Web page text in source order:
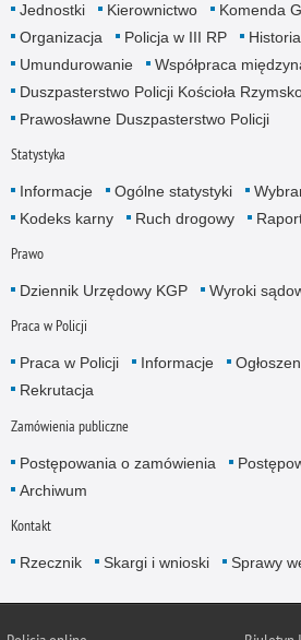
Jednostki Kierownictwo
Komenda
Organizacja
Policja w III RP Historia
Umundurowanie
Współpraca
Duszpasterstwo Policji Kościoła
Prawosławne Duszpasterstwo Policji
Statystyka
Informacje Ogólne statystyki
Kodeks karny
Ruch drogowy
Prawo
Dziennik Urzędowy KGP Wyroki
Praca w Policji
Praca w Policji Informacje
Rekrutacja
Zamówienia publiczne
Postępowania o zamówienia
Archiwum
Kontakt
Rzecznik Skargi i wnioski Sprawy